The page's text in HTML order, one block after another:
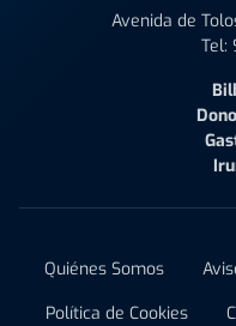
Avenida de
Tel:
Quiénes Somos
Política de Cookies